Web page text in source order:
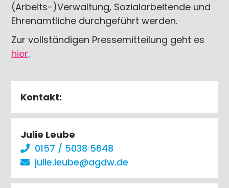
(Arbeits-)Verwaltung, Sozialarbeitende und
Ehrenamtliche durchgeführt werden.
Zur vollständigen Pressemitteilung geht es
hier.
Kontakt:
Julie Leube
0157 / 5038 5648
julie.leube@agdw.de